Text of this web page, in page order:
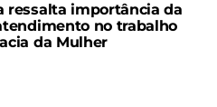
ressalta importância da
no trabalho
da Mulher